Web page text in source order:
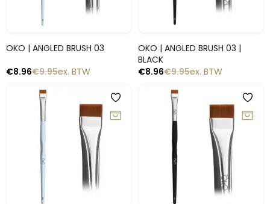
OKO | ANGLED BRUSH 03
€9.95
€8.96 ex. BTW
OKO | ANGLED BRUSH 03 |
BLACK
€9.95
€8.96 ex. BTW